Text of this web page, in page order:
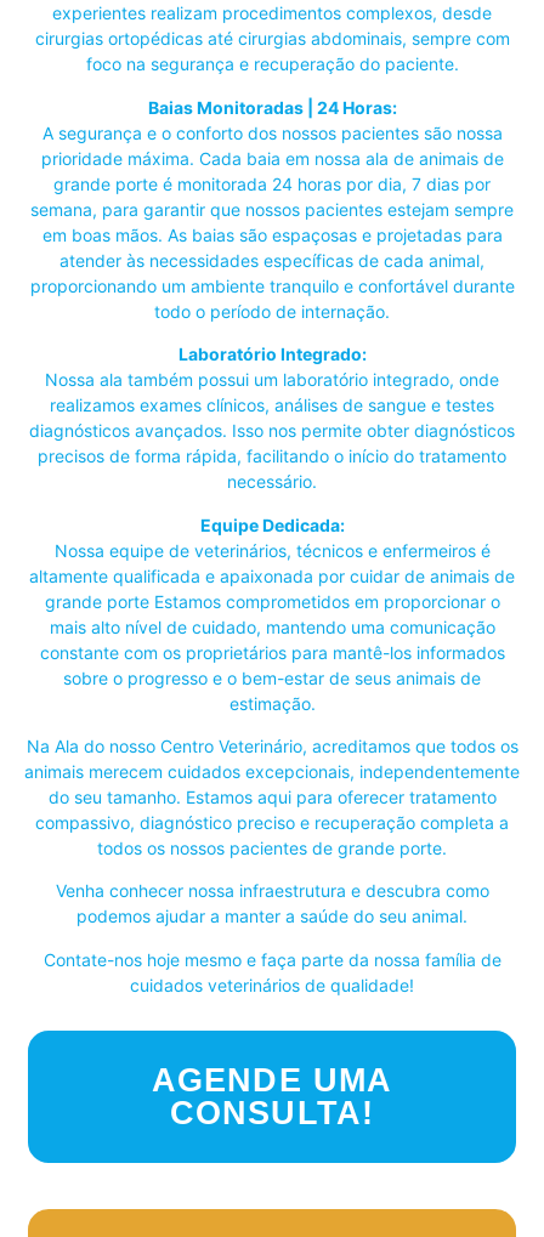
experientes realizam procedimentos complexos, desde
cirurgias ortopédicas até cirurgias abdominais, sempre com
foco na segurança e recuperação do paciente.
Baias Monitoradas | 24 Horas:
A segurança e o conforto dos nossos pacientes são nossa
prioridade máxima. Cada baia em nossa ala de animais de
grande porte é monitorada 24 horas por dia, 7 dias por
semana, para garantir que nossos pacientes estejam sempre
em boas mãos. As baias são espaçosas e projetadas para
atender às necessidades específicas de cada animal,
proporcionando um ambiente tranquilo e confortável durante
todo o período de internação.
Laboratório Integrado:
Nossa ala também possui um laboratório integrado, onde
realizamos exames clínicos, análises de sangue e testes
diagnósticos avançados. Isso nos permite obter diagnósticos
precisos de forma rápida, facilitando o início do tratamento
necessário.
Equipe Dedicada:
Nossa equipe de veterinários, técnicos e enfermeiros é
altamente qualificada e apaixonada por cuidar de animais de
grande porte Estamos comprometidos em proporcionar o
mais alto nível de cuidado, mantendo uma comunicação
constante com os proprietários para mantê-los informados
sobre o progresso e o bem-estar de seus animais de
estimação.
Na Ala do nosso Centro Veterinário, acreditamos que todos os
animais merecem cuidados excepcionais, independentemente
do seu tamanho. Estamos aqui para oferecer tratamento
compassivo, diagnóstico preciso e recuperação completa a
todos os nossos pacientes de grande porte.
Venha conhecer nossa infraestrutura e descubra como
podemos ajudar a manter a saúde do seu animal.
Contate-nos hoje mesmo e faça parte da nossa família de
cuidados veterinários de qualidade!
AGENDE UMA
CONSULTA!